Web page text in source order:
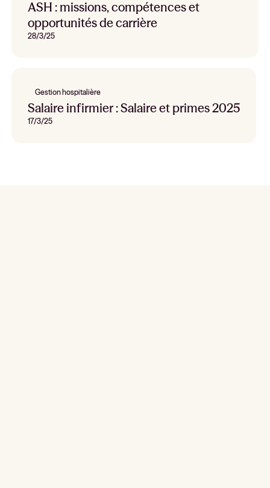
ASH : missions, compétences et
opportunités de carrière
28/3/25
Gestion hospitalière
Salaire infirmier : Salaire et primes 2025
17/3/25